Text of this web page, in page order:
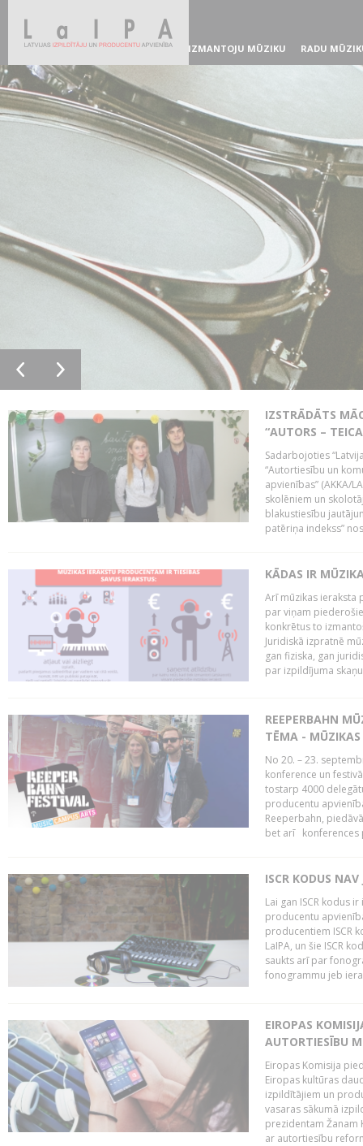
IZMANTOJU MŪZIKU RADU
IZSTRĀDĀTS
“AUTORS –
Sadarbojoties
“Autortiesību un
apvienības” (AKKA/
skolēniem un
blakustiesību
patēriņa indekss”
KĀDAS IR
Arī mūzikas ieraksta
par viņam
konkrētus to
Juridiskā izpratnē
gan fiziska, gan
par izpildījuma
REEPERBAHN
TĒMA -
No 20. – 23.
konference un
tostarp 4000
producentu
Reeperbahn,
bet arī konferences
ISCR KODUS
Lai gan ISCR kodus
producentu
producentiem ISCR
LaIPA, un šie ISCR
saukts arī par
fonogrammu jeb
EIROPAS
AUTORTIESĪBU
Eiropas Komisija
Eiropas kultūras
izpildītājiem un
vasaras sākumā
prezidentam Žanam
ar autortiesību